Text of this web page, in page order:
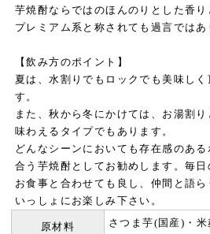
芋焼酎ならではのほんのりとした香り
プレミアム系と称されても過言ではあ
【飲み方のポイント】
夏は、水割りでもロックでも美味し
す。
また、秋から冬にかけては、お湯割
味わえるタイプでもあります。
どんなシーンにおいても存在感のあ
合う芋焼酎としてお勧めします。毎日
お食事と合わせても良し、仲間と語
いっしょにお楽しみ下さい。
原材料 さつま芋(国産)・